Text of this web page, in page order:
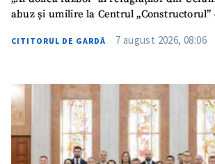
abuz și umilire la Centrul
CITITORUL DE GARDĂ 7 august 2026, 08:06
acord cupolitica de
confidențialitate.
TRIMITE ȘTIREA